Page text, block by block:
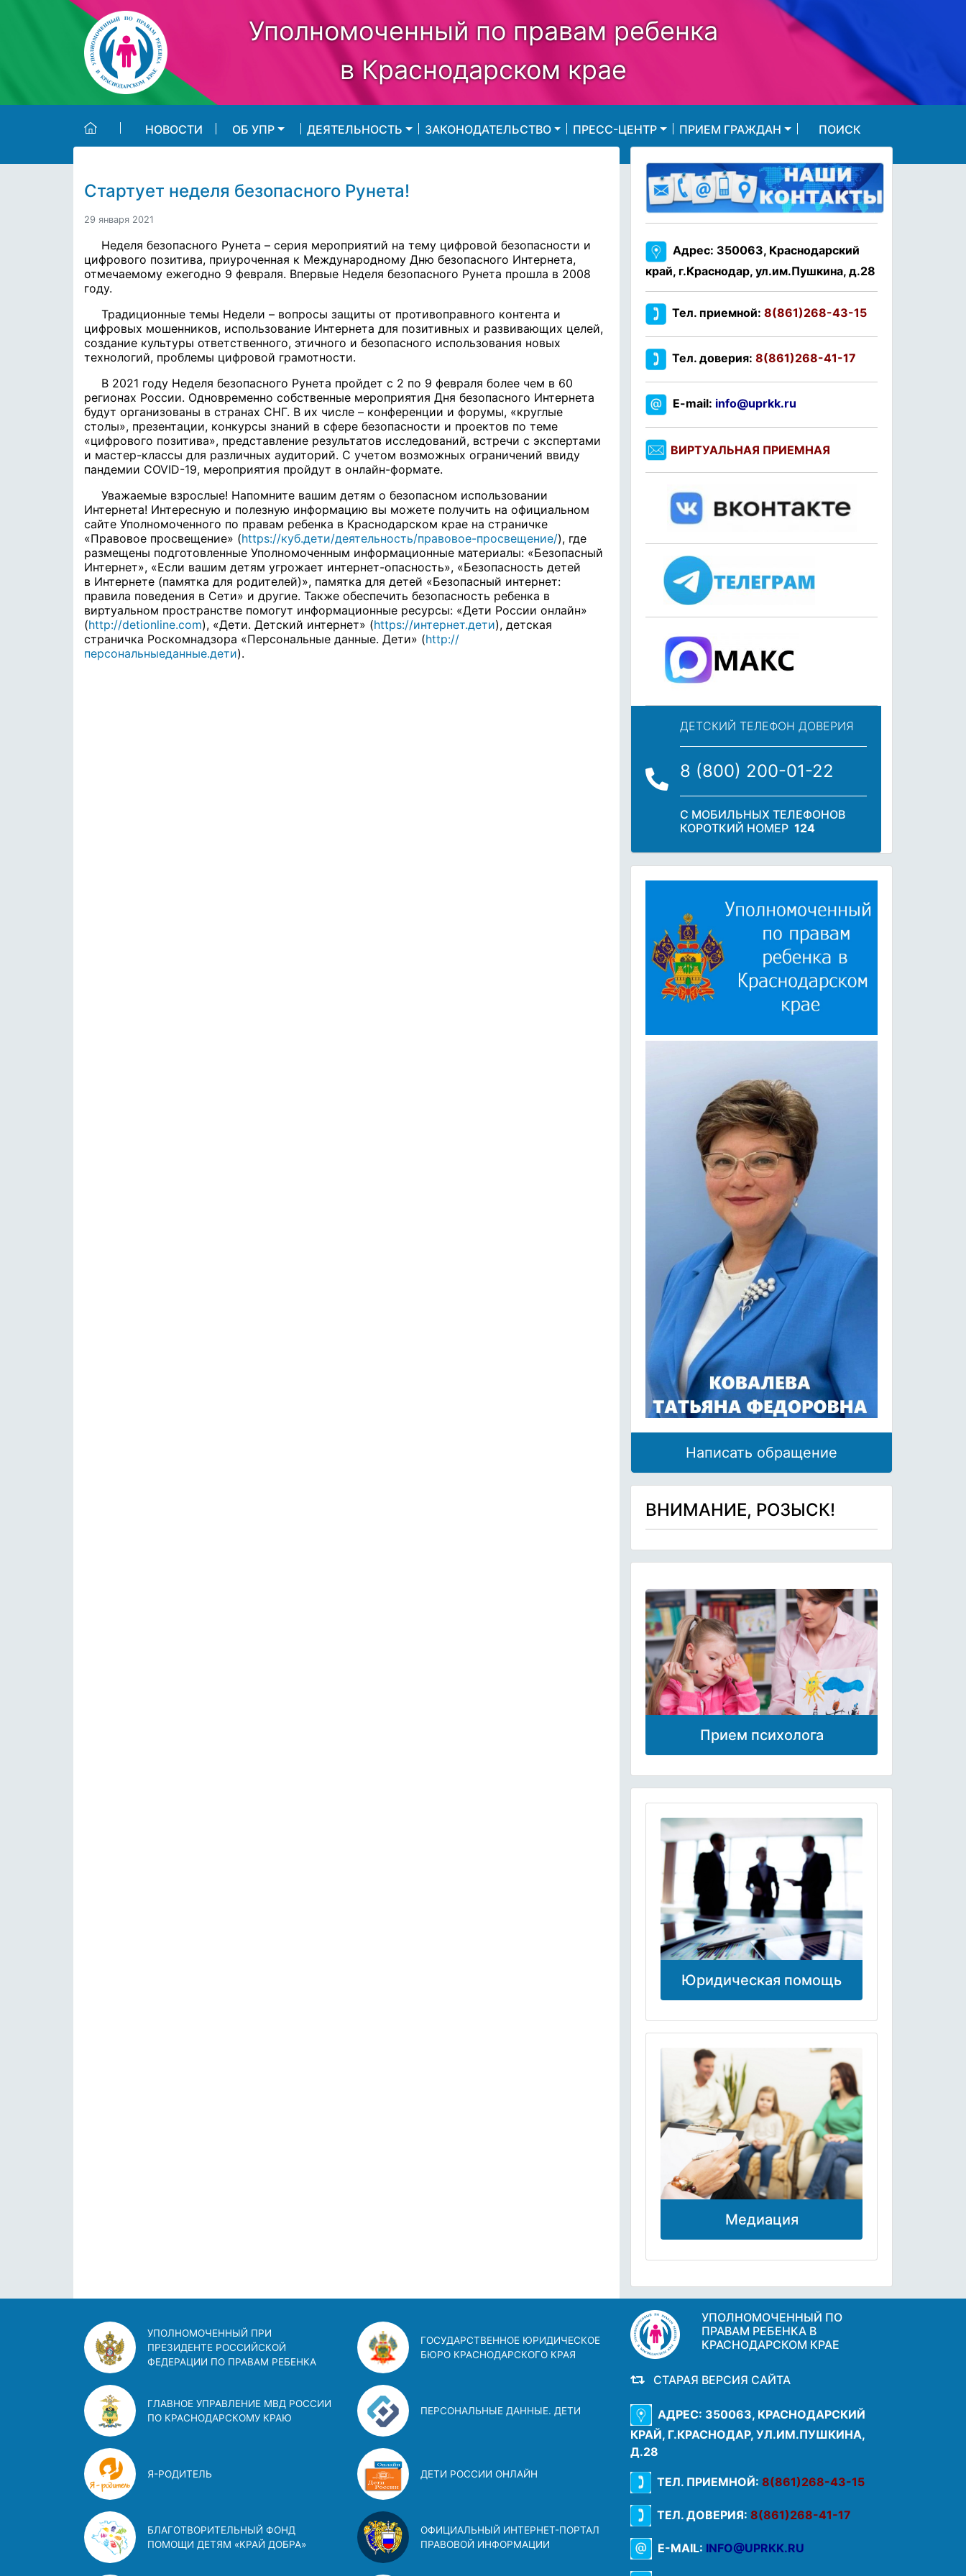
Skip to main content
Уполномоченный по правам ребенка
в Краснодарском крае
НОВОСТИ ОБ УПР ДЕЯТЕЛЬНОСТЬ ЗАКОНОДАТЕЛЬСТВО ПРЕСС-ЦЕНТР ПРИЕМ ГРАЖДАН ПОИСК
Стартует неделя безопасного Рунета!
29 января 2021
Неделя безопасного Рунета – серия мероприятий на тему цифровой безопасности и
цифрового позитива, приуроченная к Международному Дню безопасного Интернета,
отмечаемому ежегодно 9 февраля. Впервые Неделя безопасного Рунета прошла в 2008
году.
Традиционные темы Недели – вопросы защиты от противоправного контента и
цифровых мошенников, использование Интернета для позитивных и развивающих целей,
создание культуры ответственного, этичного и безопасного использования новых
технологий, проблемы цифровой грамотности.
В 2021 году Неделя безопасного Рунета пройдет с 2 по 9 февраля более чем в 60
регионах России. Одновременно собственные мероприятия Дня безопасного Интернета
будут организованы в странах СНГ. В их числе – конференции и форумы, «круглые
столы», презентации, конкурсы знаний в сфере безопасности и проектов по теме
«цифрового позитива», представление результатов исследований, встречи с экспертами
и мастер-классы для различных аудиторий. С учетом возможных ограничений ввиду
пандемии COVID-19, мероприятия пройдут в онлайн-формате.
Уважаемые взрослые! Напомните вашим детям о безопасном использовании
Интернета! Интересную и полезную информацию вы можете получить на официальном
сайте Уполномоченного по правам ребенка в Краснодарском крае на страничке
«Правовое просвещение» (https://куб.дети/деятельность/правовое-просвещение/), где
размещены подготовленные Уполномоченным информационные материалы: «Безопасный
Интернет», «Если вашим детям угрожает интернет-опасность», «Безопасность детей
в Интернете (памятка для родителей)», памятка для детей «Безопасный интернет:
правила поведения в Сети» и другие. Также обеспечить безопасность ребенка в
виртуальном пространстве помогут информационные ресурсы: «Дети России онлайн»
(http://detionline.com), «Дети. Детский интернет» (https://интернет.дети), детская
страничка Роскомнадзора «Персональные данные. Дети» (http://
персональныеданные.дети).
Адрес: 350063, Краснодарский
край, г.Краснодар, ул.им.Пушкина, д.28
Тел. приемной: 8(861)268-43-15
Тел. доверия: 8(861)268-41-17
E-mail: info@uprkk.ru
ВИРТУАЛЬНАЯ ПРИЕМНАЯ
ДЕТСКИЙ ТЕЛЕФОН ДОВЕРИЯ
8 (800) 200-01-22
С МОБИЛЬНЫХ ТЕЛЕФОНОВ
КОРОТКИЙ НОМЕР 124
Написать обращение
ВНИМАНИЕ, РОЗЫСК!
Прием психолога
Юридическая помощь
Медиация
УПОЛНОМОЧЕННЫЙ ПРИ
ПРЕЗИДЕНТЕ РОССИЙСКОЙ
ФЕДЕРАЦИИ ПО ПРАВАМ РЕБЕНКА
ГЛАВНОЕ УПРАВЛЕНИЕ МВД РОССИИ
ПО КРАСНОДАРСКОМУ КРАЮ
Я-РОДИТЕЛЬ
БЛАГОТВОРИТЕЛЬНЫЙ ФОНД
ПОМОЩИ ДЕТЯМ «КРАЙ ДОБРА»
ГОСУДАРСТВЕННОЕ ЮРИДИЧЕСКОЕ
БЮРО КРАСНОДАРСКОГО КРАЯ
ПЕРСОНАЛЬНЫЕ ДАННЫЕ. ДЕТИ
ДЕТИ РОССИИ ОНЛАЙН
ОФИЦИАЛЬНЫЙ ИНТЕРНЕТ-ПОРТАЛ
ПРАВОВОЙ ИНФОРМАЦИИ
УПОЛНОМОЧЕННЫЙ ПО
ПРАВАМ РЕБЕНКА В
КРАСНОДАРСКОМ КРАЕ
СТАРАЯ ВЕРСИЯ САЙТА
АДРЕС: 350063, КРАСНОДАРСКИЙ
КРАЙ, Г.КРАСНОДАР, УЛ.ИМ.ПУШКИНА,
Д.28
ТЕЛ. ПРИЕМНОЙ: 8(861)268-43-15
ТЕЛ. ДОВЕРИЯ: 8(861)268-41-17
E-MAIL: INFO@UPRKK.RU